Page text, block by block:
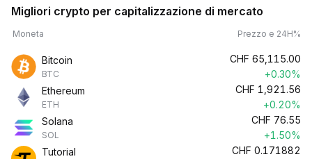
Migliori crypto per capitalizzazione di mercato
Moneta Prezzo e 24H%
Bitcoin
BTC
CHF 65,115.00
+0.30%
Ethereum
ETH
CHF 1,921.56
+0.20%
Solana
SOL
CHF 76.55
+1.50%
Tutorial
CHF 0.171882